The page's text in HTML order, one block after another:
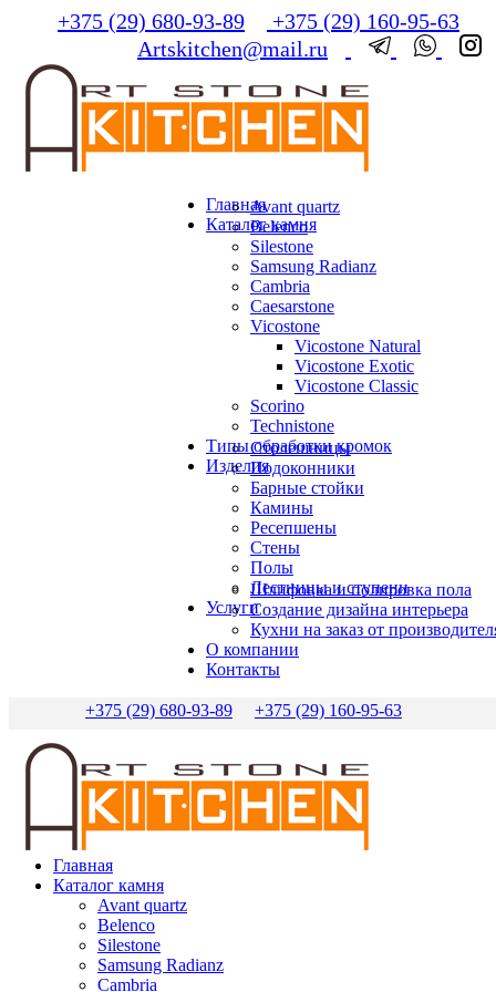
+375 (29) 680-93-89
+375 (29) 160-95-63
Artskitchen@mail.ru
Главная
Каталог камня
Avant quartz
Belenco
Silestone
Samsung Radianz
Сambria
Сaesarstone
Vicostone
Vicostone Natural
Vicostone Exotic
Vicostone Classic
Scorino
Technistone
Типы обработки кромок
Изделия
Столешницы
Подоконники
Барные стойки
Камины
Ресепшены
Стены
Полы
Лестницы и ступени
Услуги
Шлифовка и полировка пола
Создание дизайна интерьера
Кухни на заказ от
О компании
Контакты
+375 (29) 680-93-89 +375 (29) 160-95-63
Главная
Каталог камня
Avant quartz
Belenco
Silestone
Samsung Radianz
Сambria